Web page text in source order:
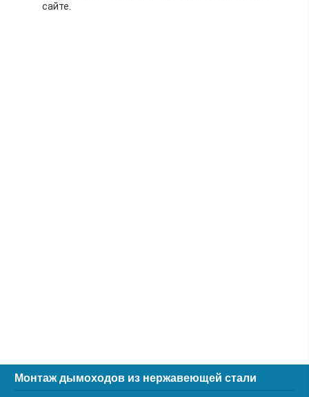
сайте.
Монтаж дымоходов из нержавеющей стали